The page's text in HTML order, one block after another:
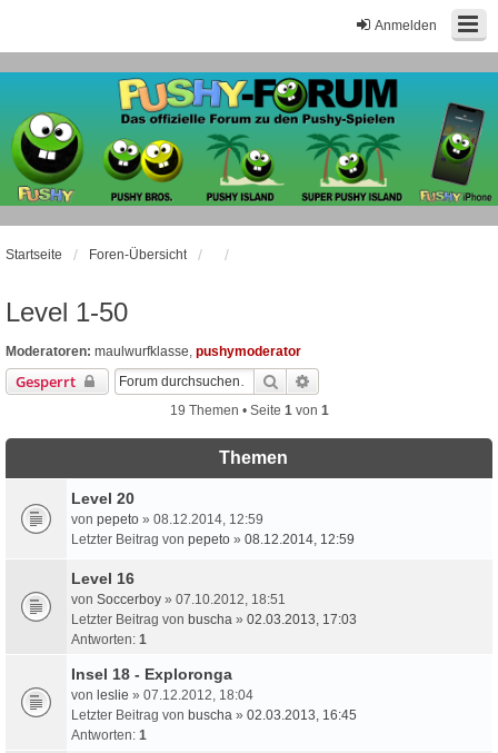
Anmelden
Startseite Foren-Übersicht
Level 1-50
Moderatoren: maulwurfklasse, pushymoderator
Gesperrt Suche
19 Themen • Seite 1von 1
Themen
Level 20
von pepeto » 08.12.2014, 12:59
Letzter Beitrag von pepeto » 08.12.2014, 12:59
Level 16
von Soccerboy » 07.10.2012, 18:51
Letzter Beitrag von buscha » 02.03.2013, 17:03
Antworten: 1
Insel 18 - Exploronga
von leslie » 07.12.2012, 18:04
Letzter Beitrag von buscha » 02.03.2013, 16:45
Antworten: 1